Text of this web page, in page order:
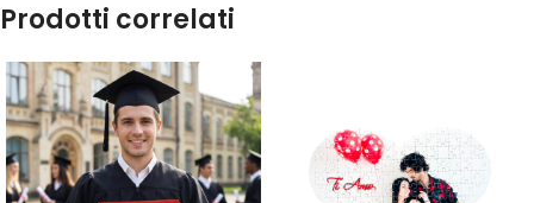
Prodotti correlati